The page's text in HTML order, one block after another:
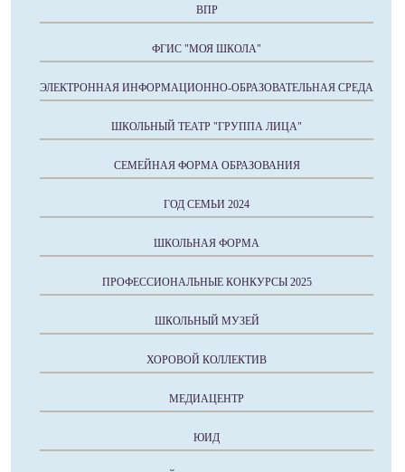
ВПР
ФГИС "МОЯ ШКОЛА"
ЭЛЕКТРОННАЯ ИНФОРМАЦИОННО-ОБРАЗОВАТЕЛЬНАЯ СРЕДА
ШКОЛЬНЫЙ ТЕАТР "ГРУППА ЛИЦА"
СЕМЕЙНАЯ ФОРМА ОБРАЗОВАНИЯ
ГОД СЕМЬИ 2024
ШКОЛЬНАЯ ФОРМА
ПРОФЕССИОНАЛЬНЫЕ КОНКУРСЫ 2025
ШКОЛЬНЫЙ МУЗЕЙ
ХОРОВОЙ КОЛЛЕКТИВ
МЕДИАЦЕНТР
ЮИД